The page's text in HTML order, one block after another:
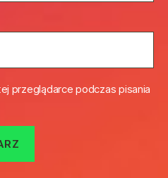
przeglądarce podczas pisania